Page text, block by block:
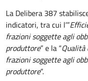
La Delibera 387
indicatori, tra cui l’”
frazioni soggette agli
produttore” e la “
frazioni soggette agli
produttore“.